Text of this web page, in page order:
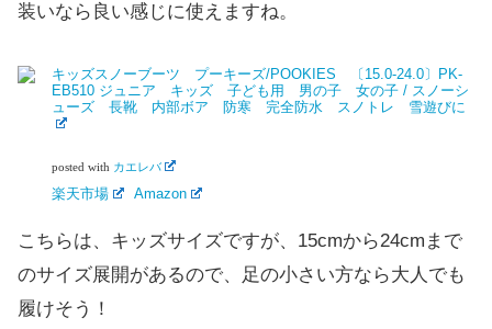
装いなら良い感じに使えますね。
キッズスノーブーツ プーキーズ/POOKIES 〔15.0-24.0〕PK-
EB510 ジュニア キッズ 子ども用 男の子 女の子 / スノーシ
ューズ 長靴 内部ボア 防寒 完全防水 スノトレ 雪遊びに
posted with カエレバ
楽天市場 Amazon
こちらは、キッズサイズですが、15cmから24cmまで
のサイズ展開があるので、足の小さい方なら大人でも
履けそう！